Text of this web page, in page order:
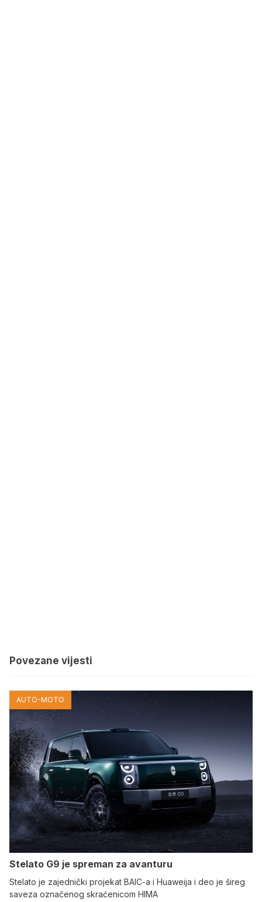
Povezane vijesti
AUTO-MOTO
Stelato G9 je spreman za avanturu
Stelato je zajednički projekat BAIC-a i Huaweija i deo je šireg
saveza označenog skraćenicom HIMA